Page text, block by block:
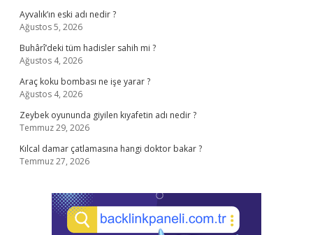
Ayvalık’ın eski adı nedir ?
Ağustos 5, 2026
Buhârî’deki tüm hadisler sahih mi ?
Ağustos 4, 2026
Araç koku bombası ne işe yarar ?
Ağustos 4, 2026
Zeybek oyununda giyilen kıyafetin adı nedir ?
Temmuz 29, 2026
Kılcal damar çatlamasına hangi doktor bakar ?
Temmuz 27, 2026